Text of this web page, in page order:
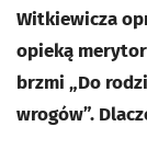
Witkiewicza
opieką
brzmi „Do
wrogów”.